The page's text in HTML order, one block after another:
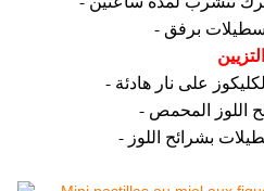
بشرائح اللوز